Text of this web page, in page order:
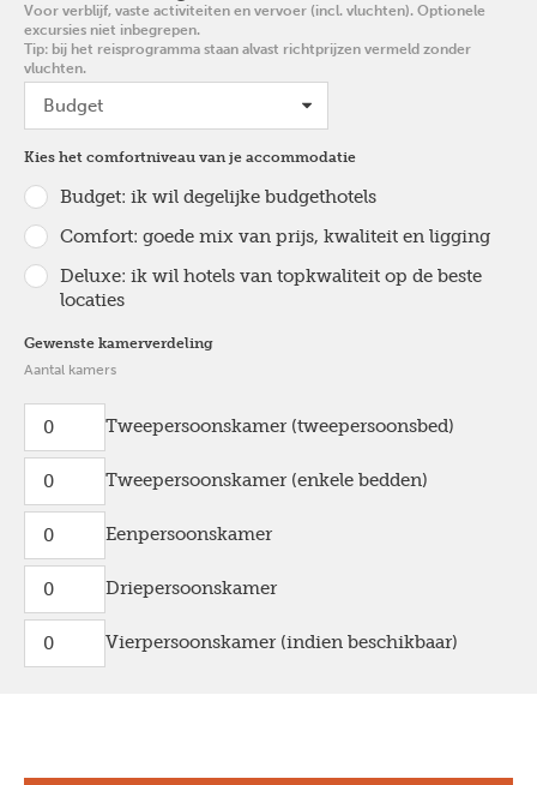
Voor verblijf, vaste activiteiten en vervoer (incl. vluchten). Optionele
excursies niet inbegrepen.
Tip: bij het reisprogramma staan alvast richtprijzen vermeld zonder
vluchten.
Kies het comfortniveau van je accommodatie
Budget: ik wil degelijke budgethotels
Comfort: goede mix van prijs, kwaliteit en ligging
Deluxe: ik wil hotels van topkwaliteit op de beste
locaties
Gewenste kamerverdeling
Aantal kamers
Tweepersoonskamer (tweepersoonsbed)
Tweepersoonskamer (enkele bedden)
Eenpersoonskamer
Driepersoonskamer
Vierpersoonskamer (indien beschikbaar)